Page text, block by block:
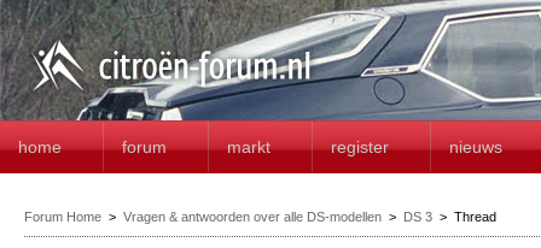
home forum markt register nieuws
Forum Home > Vragen & antwoorden over alle DS-modellen > DS 3 > Thread